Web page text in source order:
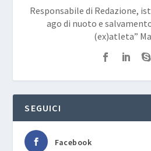
Responsabile di Redazione,
ago di nuoto e
(ex)atleta”
SEGUICI
Facebook